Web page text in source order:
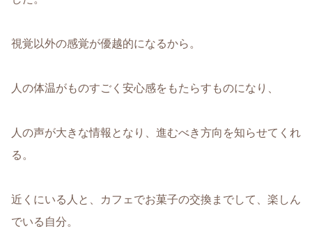
視覚以外の感覚が優越的になるから。
人の体温がものすごく安心感をもたらすものになり、
人の声が大きな情報となり、進むべき方向を知らせてくれ
る。
近くにいる人と、カフェでお菓子の交換までして、楽しん
でいる自分。